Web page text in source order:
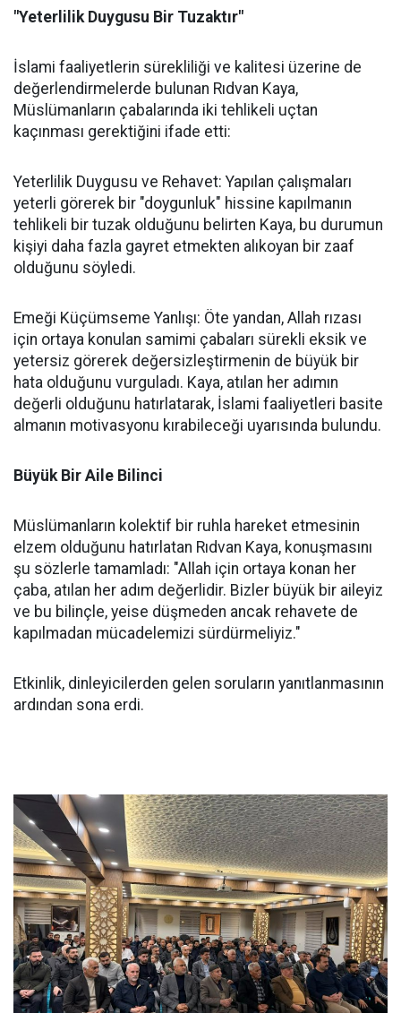
"Yeterlilik Duygusu Bir Tuzaktır"
İslami faaliyetlerin sürekliliği ve kalitesi üzerine de
değerlendirmelerde bulunan Rıdvan Kaya,
Müslümanların çabalarında iki tehlikeli uçtan
kaçınması gerektiğini ifade etti:
Yeterlilik Duygusu ve Rehavet: Yapılan çalışmaları
yeterli görerek bir "doygunluk" hissine kapılmanın
tehlikeli bir tuzak olduğunu belirten Kaya, bu durumun
kişiyi daha fazla gayret etmekten alıkoyan bir zaaf
olduğunu söyledi.
Emeği Küçümseme Yanlışı: Öte yandan, Allah rızası
için ortaya konulan samimi çabaları sürekli eksik ve
yetersiz görerek değersizleştirmenin de büyük bir
hata olduğunu vurguladı. Kaya, atılan her adımın
değerli olduğunu hatırlatarak, İslami faaliyetleri basite
almanın motivasyonu kırabileceği uyarısında bulundu.
Büyük Bir Aile Bilinci
Müslümanların kolektif bir ruhla hareket etmesinin
elzem olduğunu hatırlatan Rıdvan Kaya, konuşmasını
şu sözlerle tamamladı: "Allah için ortaya konan her
çaba, atılan her adım değerlidir. Bizler büyük bir aileyiz
ve bu bilinçle, yeise düşmeden ancak rehavete de
kapılmadan mücadelemizi sürdürmeliyiz."
Etkinlik, dinleyicilerden gelen soruların yanıtlanmasının
ardından sona erdi.